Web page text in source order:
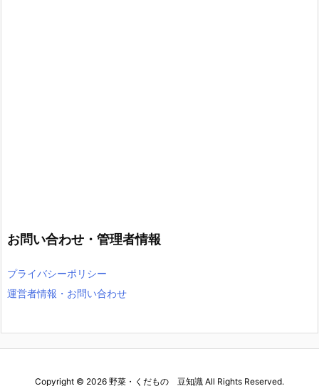
お問い合わせ・管理者情報
プライバシーポリシー
運営者情報・お問い合わせ
Copyright © 2026 野菜・くだもの 豆知識 All Rights Reserved.